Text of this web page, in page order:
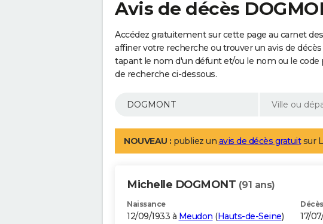
Avis de décès
Accédez gratuitement sur cette page au carnet
affiner votre recherche ou trouver un avis de
tapant le nom d'un défunt et/ou le nom ou le
de recherche ci-dessous.
NOUVEAU : publiez un avis de décès gratuitsur
Michelle DOGMONT (91 ans)
Naissance
12/09/1933 à Meudon (Hauts-de-Seine)
Décès
17/